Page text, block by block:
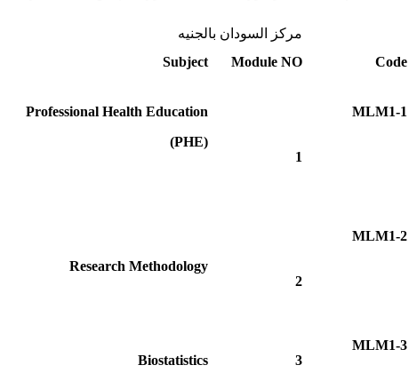
مركز السودان بالجنيه
Code
Module NO
Subject
MLM1-1
1
Professional Health Education
(PHE)
MLM1-2
2
Research Methodology
MLM1-3
3
Biostatistics